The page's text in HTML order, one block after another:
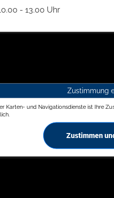
- 13.00 Uhr
Zustimmung
Karten- und Navigationsdienste ist Ihre
Zustimmen